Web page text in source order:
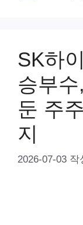
SK하
승부
둔 주
지
2026-07-03 작